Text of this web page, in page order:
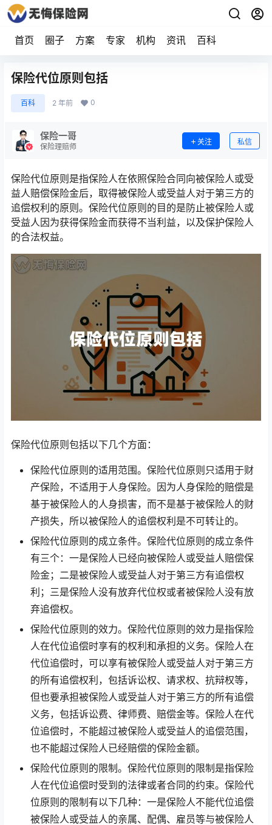
首页 圈子 方案 专家 机构 资讯 百科
保险代位原则包括
百科 2 年前 0
保险一哥
保险理赔师
关注 私信
保险代位原则是指保险人在依照保险合同向被保险人或受
益人赔偿保险金后，取得被保险人或受益人对于第三方的
追偿权利的原则。保险代位原则的目的是防止被保险人或
受益人因为获得保险金而获得不当利益，以及保护保险人
的合法权益。
保险代位原则包括以下几个方面：
保险代位原则的适用范围。保险代位原则只适用于财
产保险，不适用于人身保险。因为人身保险的赔偿是
基于被保险人的人身损害，而不是基于被保险人的财
产损失，所以被保险人的追偿权利是不可转让的。
保险代位原则的成立条件。保险代位原则的成立条件
有三个：一是保险人已经向被保险人或受益人赔偿保
险金；二是被保险人或受益人对于第三方有追偿权
利；三是保险人没有放弃代位权或者被保险人没有放
弃追偿权。
保险代位原则的效力。保险代位原则的效力是指保险
人在代位追偿时享有的权利和承担的义务。保险人在
代位追偿时，可以享有被保险人或受益人对于第三方
的所有追偿权利，包括诉讼权、请求权、抗辩权等，
但也要承担被保险人或受益人对于第三方的所有追偿
义务，包括诉讼费、律师费、赔偿金等。保险人在代
位追偿时，不能超过被保险人或受益人的追偿范围，
也不能超过保险人已经赔偿的保险金额。
保险代位原则的限制。保险代位原则的限制是指保险
人在代位追偿时受到的法律或者合同的约束。保险代
位原则的限制有以下几种：一是保险人不能代位追偿
被保险人或受益人的亲属、配偶、雇员等与被保险人